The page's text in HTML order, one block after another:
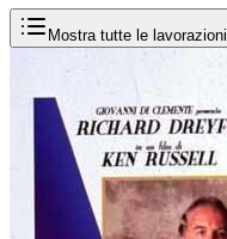
Mostra tutte le lavorazioni